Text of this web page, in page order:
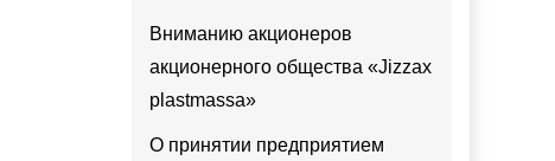
Вниманию акционеров
акционерного общества «Jizzax
plastmassa»
О принятии предприятием